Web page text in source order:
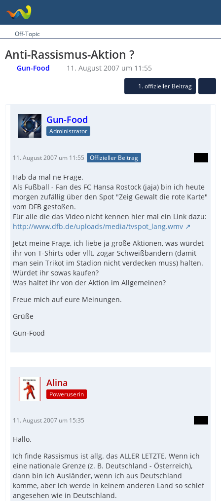
Off-Topic
Anti-Rassismus-Aktion ?
Gun-Food 11. August 2007 um 11:55
1. offizieller Beitrag
Gun-Food
Administrator
11. August 2007 um 11:55 Offizieller Beitrag
Hab da mal ne Frage.
Als Fußball - Fan des FC Hansa Rostock (jaja) bin ich heute
morgen zufällig über den Spot "Zeig Gewalt die rote Karte"
vom DFB gestoßen.
Für alle die das Video nicht kennen hier mal ein Link dazu:
http://www.dfb.de/uploads/media/tvspot_lang.wmv
Jetzt meine Frage, ich liebe ja große Aktionen, was würdet
ihr von T-Shirts oder vllt. zogar Schweißbändern (damit
man sein Trikot im Stadion nicht verdecken muss) halten.
Würdet ihr sowas kaufen?
Was haltet ihr von der Aktion im Allgemeinen?
Freue mich auf eure Meinungen.
Grüße
Gun-Food
Alina
Poweruserin
11. August 2007 um 15:35
Hallo.
Ich finde Rassismus ist allg. das ALLER LETZTE. Wenn ich
eine nationale Grenze (z. B. Deutschland - Österreich),
dann bin ich Ausländer, wenn ich aus Deutschland
komme, aber ich werde in keinem anderen Land so schief
angesehen wie in Deutschland.